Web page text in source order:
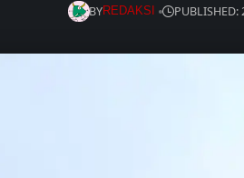
BYREDAKSI